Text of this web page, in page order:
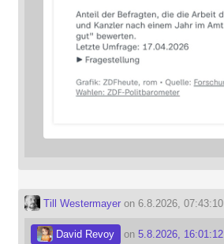
Till Westermayeron 6.8.2026, 07:43:10
David Revoy on 5.8.2026, 16:01:12